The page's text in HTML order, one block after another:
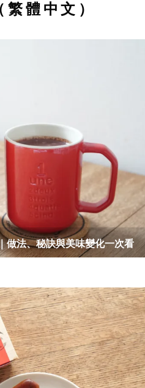
體中文）
做法、秘訣與美味變化一次看